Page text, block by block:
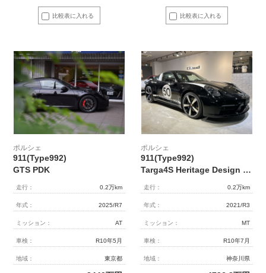
比較表に入れる 比較表に入れる
ポルシェ
911(Type992)
GTS PDK
走行： 0.2万km
年式： 2025/R7
ミッション： AT
車検： R10年5月
地域： 東京都
ポルシェ
911(Type992)
Targa4S Heritage Design edition 日本未導入仕様 EU新車並行 7MT 世界限定992台
走行： 0.2万km
年式： 2021/R3
ミッション： MT
車検： R10年7月
地域： 神奈川県